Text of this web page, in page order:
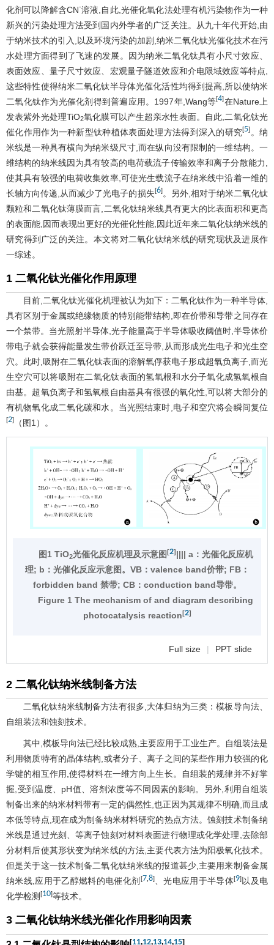
化剂可以降解含CN-溶液,自此,光催化氧化法处理有机污染物作为一种
新兴的污染处理方法受到国内外学者的广泛关注。从九十年代开始,由
于纳米技术的引入,以及环境污染的加剧,纳米二氧化钛光催化技术在污
水处理方面得到了飞速的发展。因为纳米二氧化钛具有小尺寸效应、
表面效应、量子尺寸效应、宏观量子隧道效应和介电限域效应等特点,
这些特性使得纳米二氧化钛半导体光催化活性均得到提高,所以使纳米
二氧化钛作为光催化剂得到普遍应用。1997年,Wang等[4]在Nature上
发表紫外光处理TiO2氧化膜可以产生超亲水性表面。自此,二氧化钛光
催化作用作为一种新型钛种植体表面处理方法得到深入的研究[5] 。纳
米线是一种具有横向为纳米级尺寸,而在纵向没有限制的一维结构。一
维结构的纳米线因为具有较高的电荷载流子传输效率和离子分散能力,
使其具有较强的电荷收集效率,可使光生载流子在纳米线中沿着一维的
长轴方向传递,从而减少了光电子的损失[6]。另外,相对于纳米二氧化钛
颗粒和二氧化钛薄膜而言,二氧化钛纳米线具有更大的比表面积和更高
的表面能,因而表现出更好的光催化性能,因此近年来二氧化钛纳米线的
研究得到广泛的关注。本文将对二氧化钛纳米线的研究现状及进展作
一综述。
1 二氧化钛光催化作用原理
目前,二氧化钛光催化机理被认为如下：二氧化钛作为一种半导体,
具有区别于金属或绝缘物质的特别能带结构,即在价带和导带之间存在
一个禁带。当光照射半导体,光子能量高于半导体吸收阈值时,半导体价
带电子就会获得能量发生带价跃迁至导带,从而形成光生电子和光生空
穴。此时,吸附在二氧化钛表面的溶解氧俘获电子形成超氧负离子,而光
生空穴可以将吸附在二氧化钛表面的氢氧根和水分子氧化成氢氧根自
由基。超氧负离子和氢氧根自由基具有很强的氧化性,可以将大部分的
有机物氧化成二氧化碳和水。当光照结束时,电子和空穴将会瞬间复位
[2] （ 图1 ）。
图1 TiO2光催化反应机理及示意图[2]|||| a：光催化反应机
理; b：光催化反应示意图。VB：valence band价带; FB：
forbidden band 禁带; CB：conduction band导带。
Figure 1 The mechanism of and diagram describing
photocatalysis reaction[2]
Full size | PPT slide
2 二氧化钛纳米线制备方法
二氧化钛纳米线制备方法有很多,大体归纳为三类：模板导向法、
自组装法和蚀刻技术。
其中,模板导向法已经比较成熟,主要应用于工业生产。自组装法是
利用物质特有的晶体结构,或者分子、离子之间的某些作用力较强的化
学键的相互作用,使得材料在一维方向上生长。自组装的规律并不好掌
握,受到温度、pH值、溶剂浓度等不同因素的影响。另外,利用自组装
制备出来的纳米材料带有一定的偶然性,也正因为其规律不明确,而且成
本低等特点,现在成为制备纳米材料研究的热点方法。蚀刻技术制备纳
米线是通过光刻、等离子蚀刻对材料表面进行物理或化学处理,去除部
分材料后使其形状变为纳米线的方法,主要代表方法为阳极氧化技术。
但是关于这一技术制备二氧化钛纳米线的报道甚少,主要用来制备金属
纳米线,应用于乙醇燃料的电催化剂 [7, 8]、光电应用于半导体[9]以及电
化学检测 [10]等技术。
3 二氧化钛纳米线光催化作用影响因素
[11,12,13,14,15]